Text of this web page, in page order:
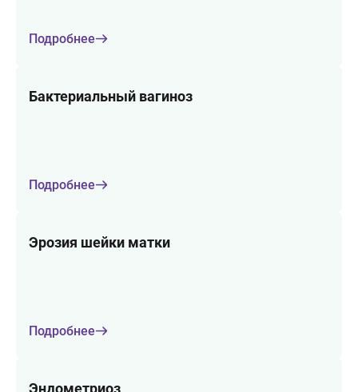
Подробнее
Бактериальный вагиноз
Подробнее
Эрозия шейки матки
Подробнее
Эндометриоз